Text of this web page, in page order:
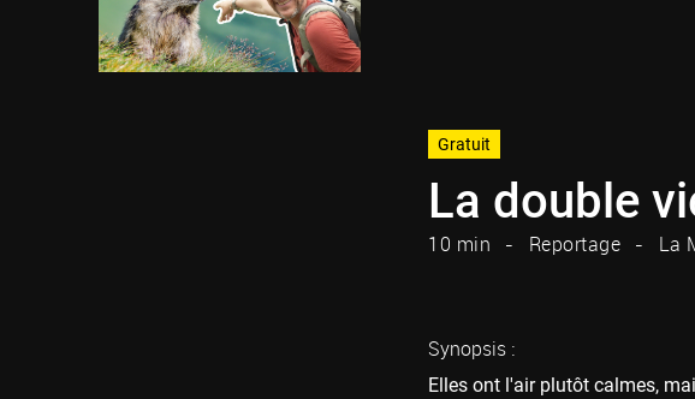
Gratuit
La double
10 min Reportage La
Synopsis :
Elles ont l'air plutôt calmes,